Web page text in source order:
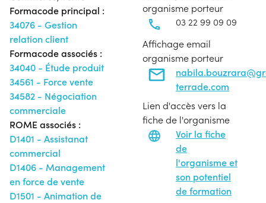
Formacode principal :
34076 - Gestion
relation client
Formacode associés :
34040 - Étude produit
34561 - Force vente
34582 - Négociation
commerciale
ROME associés :
D1401 - Assistanat
commercial
D1406 - Management
en force de vente
D1501 - Animation de
organisme porteur
03 22 99 09 09
Affichage email
organisme porteur
terrade.com
Lien d'accès vers la
fiche de l'organisme
Voir la fiche
de
l'organisme et
son potentiel
de formation